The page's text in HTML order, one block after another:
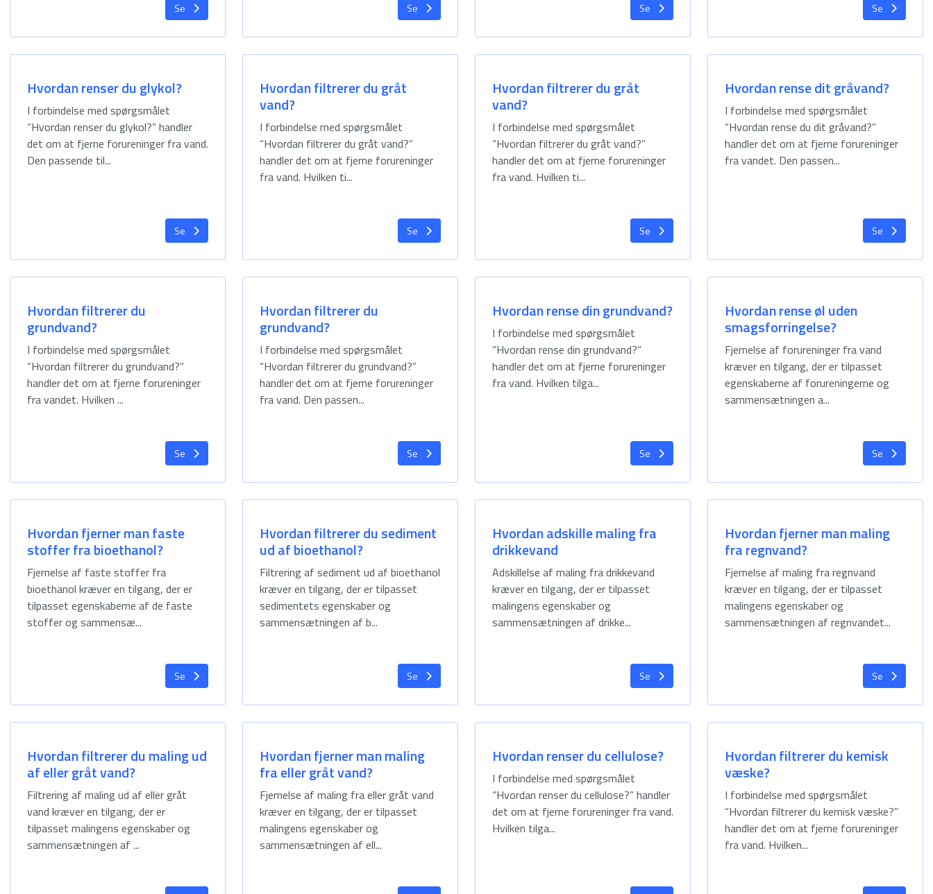
Se Se Se Se
Hvordan renser du glykol?
I forbindelse med spørgsmålet
“Hvordan renser du glykol?” handler
det om at fjerne forureninger fra vand.
Den passende til...
Se
Hvordan filtrerer du gråt
vand?
I forbindelse med spørgsmålet
“Hvordan filtrerer du gråt vand?”
handler det om at fjerne forureninger
fra vand. Hvilken ti...
Se
Hvordan filtrerer du gråt
vand?
I forbindelse med spørgsmålet
“Hvordan filtrerer du gråt vand?”
handler det om at fjerne forureninger
fra vand. Hvilken ti...
Se
Hvordan rense dit gråvand?
I forbindelse med spørgsmålet
“Hvordan rense du dit gråvand?”
handler det om at fjerne forureninger
fra vandet. Den passen...
Se
Hvordan filtrerer du
grundvand?
I forbindelse med spørgsmålet
“Hvordan filtrerer du grundvand?”
handler det om at fjerne forureninger
fra vandet. Hvilken ...
Se
Hvordan filtrerer du
grundvand?
I forbindelse med spørgsmålet
“Hvordan filtrerer du grundvand?”
handler det om at fjerne forureninger
fra vand. Den passen...
Se
Hvordan rense din grundvand?
I forbindelse med spørgsmålet
“Hvordan rense din grundvand?”
handler det om at fjerne forureninger
fra vand. Hvilken tilga...
Se
Hvordan rense øl uden
smagsforringelse?
Fjernelse af forureninger fra vand
kræver en tilgang, der er tilpasset
egenskaberne af forureningerne og
sammensætningen a...
Se
Hvordan fjerner man faste
stoffer fra bioethanol?
Fjernelse af faste stoffer fra
bioethanol kræver en tilgang, der er
tilpasset egenskaberne af de faste
stoffer og sammensæ...
Se
Hvordan filtrerer du sediment
ud af bioethanol?
Filtrering af sediment ud af bioethanol
kræver en tilgang, der er tilpasset
sedimentets egenskaber og
sammensætningen af b...
Se
Hvordan adskille maling fra
drikkevand
Adskillelse af maling fra drikkevand
kræver en tilgang, der er tilpasset
malingens egenskaber og
sammensætningen af drikke...
Se
Hvordan fjerner man maling
fra regnvand?
Fjernelse af maling fra regnvand
kræver en tilgang, der er tilpasset
malingens egenskaber og
sammensætningen af regnvandet...
Se
Hvordan filtrerer du maling ud
af eller gråt vand?
Filtrering af maling ud af eller gråt
vand kræver en tilgang, der er
tilpasset malingens egenskaber og
sammensætningen af ...
Hvordan fjerner man maling
fra eller gråt vand?
Fjernelse af maling fra eller gråt vand
kræver en tilgang, der er tilpasset
malingens egenskaber og
sammensætningen af ell...
Hvordan renser du cellulose?
I forbindelse med spørgsmålet
“Hvordan renser du cellulose?” handler
det om at fjerne forureninger fra vand.
Hvilken tilga...
Hvordan filtrerer du kemisk
væske?
I forbindelse med spørgsmålet
“Hvordan filtrerer du kemisk væske?”
handler det om at fjerne forureninger
fra vand. Hvilken...